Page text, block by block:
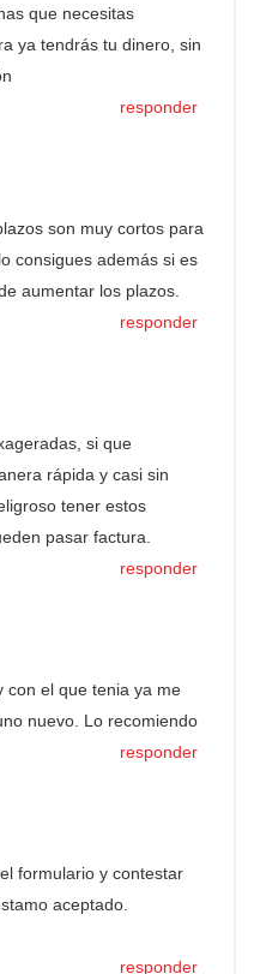
que necesitas
ya tendrás tu dinero, sin
responder
son muy cortos para
consigues además si es
aumentar los plazos.
responder
si que
rápida y casi sin
tener estos
pasar factura.
responder
con el que tenia ya me
nuevo. Lo recomiendo
responder
formulario y contestar
aceptado.
responder